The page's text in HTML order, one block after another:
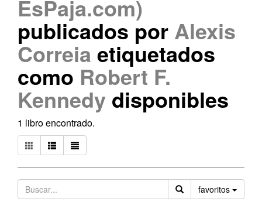
EsPaja.com)
publicados por Alexis
Correia etiquetados
como Robert F.
Kennedy disponibles
1 libro encontrado.
favoritos